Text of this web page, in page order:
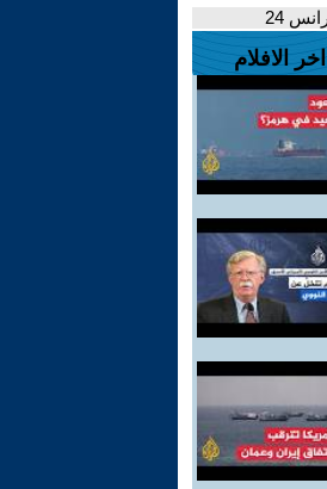
اخر الافلام